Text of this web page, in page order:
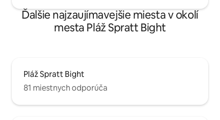
Ďalšie najzaujímavejšie miesta v okolí
mesta Pláž Spratt Bight
Pláž Spratt Bight
81 miestnych odporúča